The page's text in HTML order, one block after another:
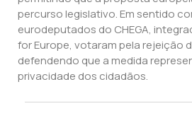
percurso legislativo. Em sentido
eurodeputados do CHEGA,
for Europe, votaram pela rejeição
defendendo que a medida
privacidade dos cidadãos.